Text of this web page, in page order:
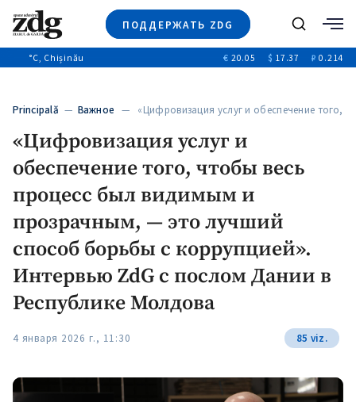
ПОДДЕРЖАТЬ ZDG
Новости
Расследования
Общество
+312
Выборы 2025
Поиск
°C, Chișinău € 20.05 $ 17.37 ₽ 0.214
Principală — Важное — «Цифровизация услуг и обеспечение того,
«Цифровизация услуг и
обеспечение того, чтобы весь
процесс был видимым и
прозрачным, — это лучший
способ борьбы с коррупцией».
Интервью ZdG с послом Дании в
Республике Молдова
4 января 2026 г., 11:30 85 viz.